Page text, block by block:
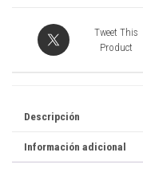
Tweet This
Product
Descripción
Información adicional